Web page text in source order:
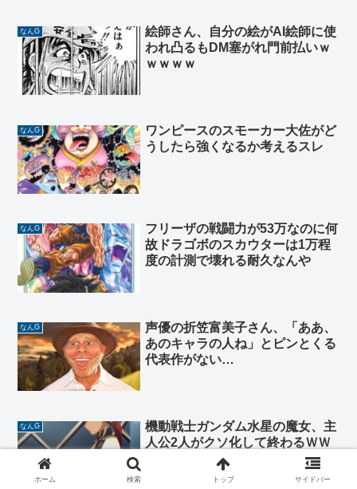
なんG
絵師さん、自分の絵がAI絵師に使
われ凸るもDM塞がれ門前払いｗ
ｗｗｗｗ
なんG
ワンピースのスモーカー大佐がど
うしたら強くなるか考えるスレ
なんG
フリーザの戦闘力が53万なのに何
故ドラゴボのスカウターは1万程
度の計測で壊れる耐久なんや
なんG
声優の折笠富美子さん、「ああ、
あのキャラの人ね」とピンとくる
代表作がない…
なんG
機動戦士ガンダム水星の魔女、主
人公2人がクソ化して終わるＷＷ
ＷＷＷＷＷＷＷＷＷＷＷＷ
ホーム 検索 トップ サイドバー